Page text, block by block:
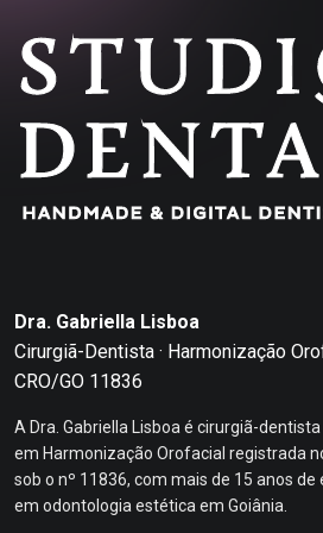
Dra. Gabriella Lisboa
Cirurgiã-Dentista · Harmonização
CRO/GO 11836
A Dra. Gabriella Lisboa é cirurgiã-
em Harmonização Orofacial registrada
sob o nº 11836, com mais de 15 anos de
em odontologia estética em Goiânia.